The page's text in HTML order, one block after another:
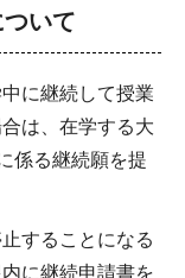
いて
に継続して授業
は、在学する大
係る継続願を提
することになる
に継続申請書を